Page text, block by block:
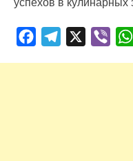
FacebookTelegram Viber